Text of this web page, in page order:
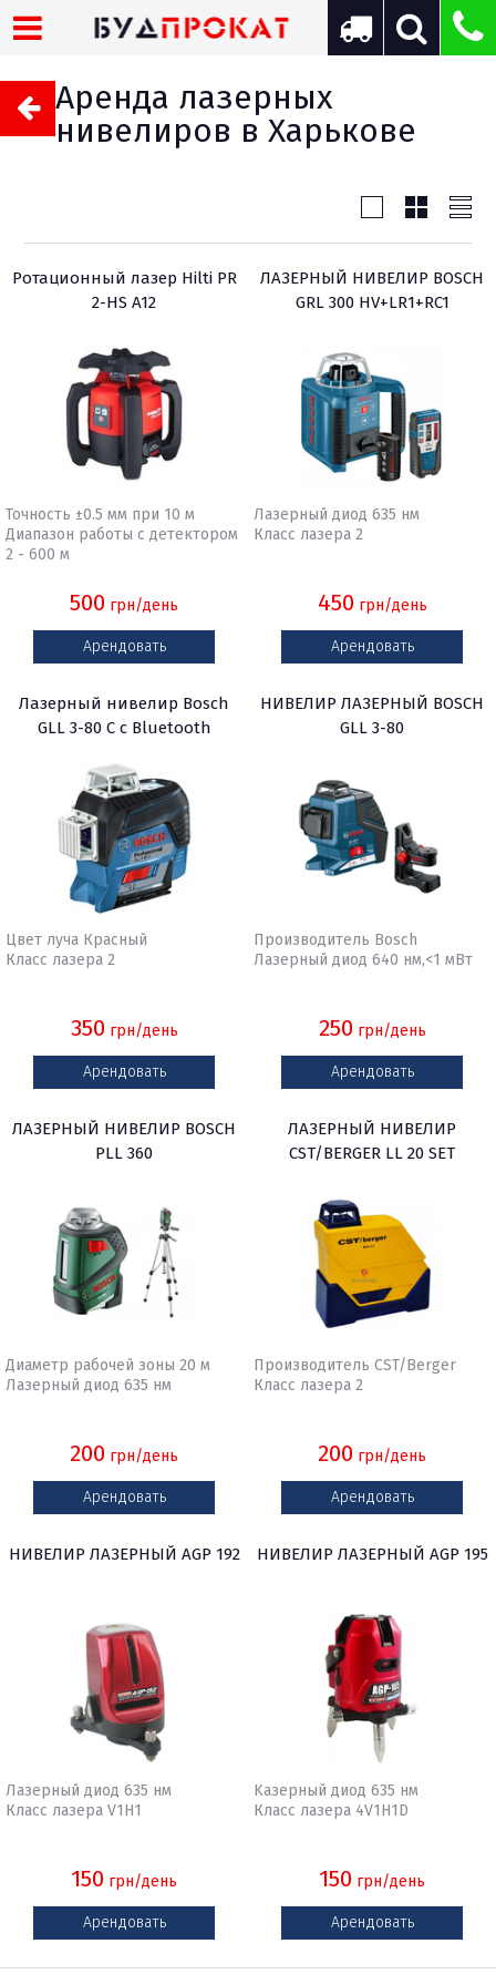
Аренда лазерных
нивелиров в Харькове
Ротационный лазер Hilti PR
2-HS A12
Точность ±0.5 мм при 10 м
Диапазон работы с детектором
2 - 600 м
500 грн/день
Арендовать
ЛАЗЕРНЫЙ НИВЕЛИР BOSCH
GRL 300 HV+LR1+RC1
Лазерный диод 635 нм
Класс лазера 2
450 грн/день
Арендовать
Лазерный нивелир Bosch
GLL 3-80 C с Bluetooth
Цвет луча Красный
Класс лазера 2
350 грн/день
Арендовать
НИВЕЛИР ЛАЗЕРНЫЙ BOSCH
GLL 3-80
Производитель Bosch
Лазерный диод 640 нм,<1 мВт
250 грн/день
Арендовать
ЛАЗЕРНЫЙ НИВЕЛИР BOSCH
PLL 360
Диаметр рабочей зоны 20 м
Лазерный диод 635 нм
200 грн/день
Арендовать
ЛАЗЕРНЫЙ НИВЕЛИР
CST/BERGER LL 20 SET
Производитель CST/Berger
Класс лазера 2
200 грн/день
Арендовать
НИВЕЛИР ЛАЗЕРНЫЙ AGP 192
Лазерный диод 635 нм
Класс лазера V1H1
150 грн/день
Арендовать
НИВЕЛИР ЛАЗЕРНЫЙ AGP 195
Kазерный диод 635 нм
Класс лазера 4V1H1D
150 грн/день
Арендовать